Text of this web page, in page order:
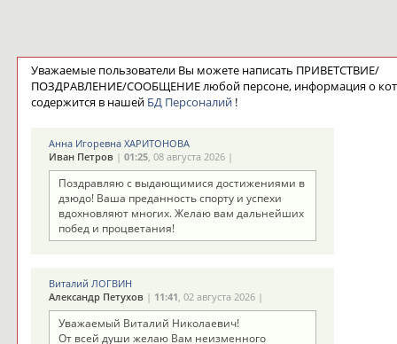
Уважаемые пользователи Вы можете написать ПРИВЕТСТВИЕ/
ПОЗДРАВЛЕНИЕ/СООБЩЕНИЕ любой персоне, информация о
содержится в нашей БД Персоналий!
Анна Игоревна ХАРИТОНОВА
Иван Петров| 01:25, 08 августа 2026 |
Поздравляю с выдающимися достижениями в
дзюдо! Ваша преданность спорту и успехи
вдохновляют многих. Желаю вам дальнейших
побед и процветания!
Виталий ЛОГВИН
Александр Петухов| 11:41, 02 августа 2026 |
Уважаемый Виталий Николаевич!
От всей души желаю Вам неизменного